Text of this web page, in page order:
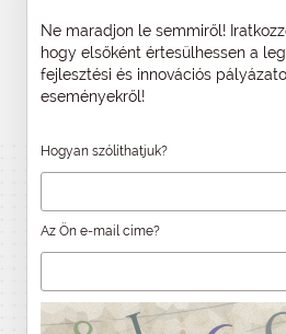
Ne maradjon le semmiről!
hogy elsőként értesülhessen a
fejlesztési és innovációs
eseményekről!
Hogyan szólíthatjuk?
Az Ön e-mail címe?